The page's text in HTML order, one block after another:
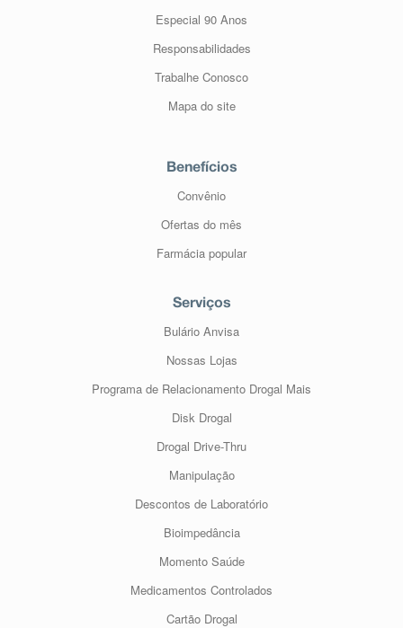
Especial 90 Anos
Responsabilidades
Trabalhe Conosco
Mapa do site
Benefícios
Convênio
Ofertas do mês
Farmácia popular
Serviços
Bulário Anvisa
Nossas Lojas
Programa de Relacionamento Drogal Mais
Disk Drogal
Drogal Drive-Thru
Manipulação
Descontos de Laboratório
Bioimpedância
Momento Saúde
Medicamentos Controlados
Cartão Drogal